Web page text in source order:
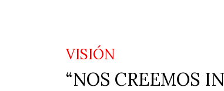
VISIÓN
“NOS CREEMOS